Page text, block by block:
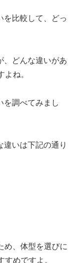
を比較して、どっ
、どんな違いがあ
ね。
を調べてみまし
違いは下記の通り
め、体型を選びに
めですよ。